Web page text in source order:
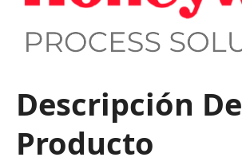
Descripción De
Producto